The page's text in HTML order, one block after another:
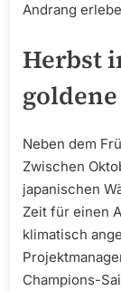
Andrang
Herbst
Neben dem
Zwischen
japanischen
Zeit für einen
klimatisch
Champions-